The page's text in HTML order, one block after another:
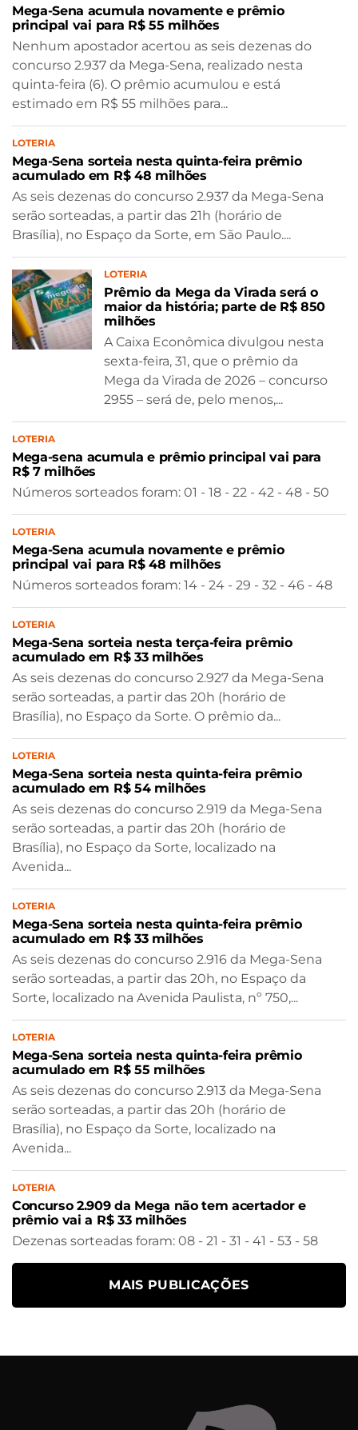
Mega-Sena acumula novamente e prêmio
principal vai para R$ 55 milhões
Nenhum apostador acertou as seis dezenas do
concurso 2.937 da Mega-Sena, realizado nesta
quinta-feira (6). O prêmio acumulou e está
estimado em R$ 55 milhões para...
LOTERIA
Mega-Sena sorteia nesta quinta-feira prêmio
acumulado em R$ 48 milhões
As seis dezenas do concurso 2.937 da Mega-Sena
serão sorteadas, a partir das 21h (horário de
Brasília), no Espaço da Sorte, em São Paulo....
LOTERIA
Prêmio da Mega da Virada será o
maior da história; parte de R$ 850
milhões
A Caixa Econômica divulgou nesta
sexta-feira, 31, que o prêmio da
Mega da Virada de 2026 – concurso
2955 – será de, pelo menos,...
LOTERIA
Mega-sena acumula e prêmio principal vai para
R$ 7 milhões
Números sorteados foram: 01 - 18 - 22 - 42 - 48 - 50
LOTERIA
Mega-Sena acumula novamente e prêmio
principal vai para R$ 48 milhões
Números sorteados foram: 14 - 24 - 29 - 32 - 46 - 48
LOTERIA
Mega-Sena sorteia nesta terça-feira prêmio
acumulado em R$ 33 milhões
As seis dezenas do concurso 2.927 da Mega-Sena
serão sorteadas, a partir das 20h (horário de
Brasília), no Espaço da Sorte. O prêmio da...
LOTERIA
Mega-Sena sorteia nesta quinta-feira prêmio
acumulado em R$ 54 milhões
As seis dezenas do concurso 2.919 da Mega-Sena
serão sorteadas, a partir das 20h (horário de
Brasília), no Espaço da Sorte, localizado na
Avenida...
LOTERIA
Mega-Sena sorteia nesta quinta-feira prêmio
acumulado em R$ 33 milhões
As seis dezenas do concurso 2.916 da Mega-Sena
serão sorteadas, a partir das 20h, no Espaço da
Sorte, localizado na Avenida Paulista, nº 750,...
LOTERIA
Mega-Sena sorteia nesta quinta-feira prêmio
acumulado em R$ 55 milhões
As seis dezenas do concurso 2.913 da Mega-Sena
serão sorteadas, a partir das 20h (horário de
Brasília), no Espaço da Sorte, localizado na
Avenida...
LOTERIA
Concurso 2.909 da Mega não tem acertador e
prêmio vai a R$ 33 milhões
Dezenas sorteadas foram: 08 - 21 - 31 - 41 - 53 - 58
MAIS PUBLICAÇÕES